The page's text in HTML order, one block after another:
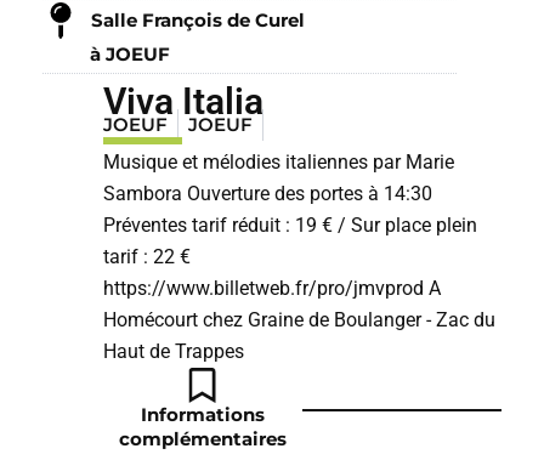
Salle François de Curel
à JOEUF
Viva Italia
JOEUF
JOEUF
Musique et mélodies italiennes par Marie
Sambora Ouverture des portes à 14:30
Préventes tarif réduit : 19 € / Sur place plein
tarif : 22 €
https://www.billetweb.fr/pro/jmvprod A
Homécourt chez Graine de Boulanger - Zac du
Haut de Trappes
Informations
complémentaires